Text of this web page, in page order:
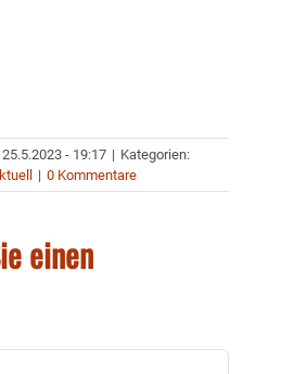
25.5.2023 - 19:17 | Kategorien:
| 0 Kommentare
einen